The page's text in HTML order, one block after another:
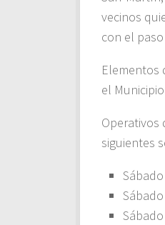
vecinos
con el
Elementos
el
siguientes